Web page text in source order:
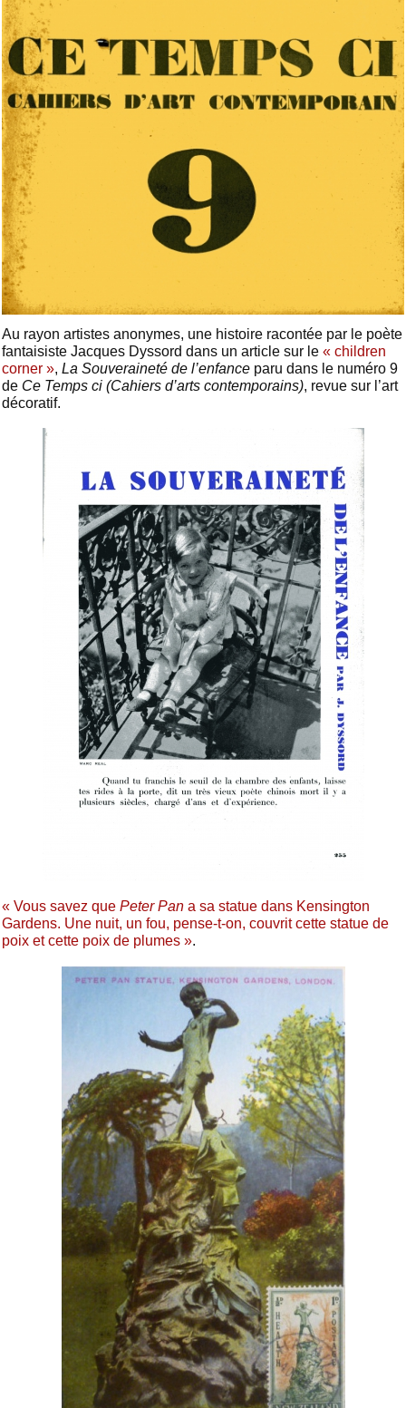
Au rayon artistes anonymes, une histoire racontée par le poète
fantaisiste Jacques Dyssord dans un article sur le « children
corner », La Souveraineté de l’enfance paru dans le numéro 9
de Ce Temps ci (Cahiers d’arts contemporains), revue sur l’art
décoratif.
« Vous savez que Peter Pan a sa statue dans Kensington
Gardens. Une nuit, un fou, pense-t-on, couvrit cette statue de
poix et cette poix de plumes ».